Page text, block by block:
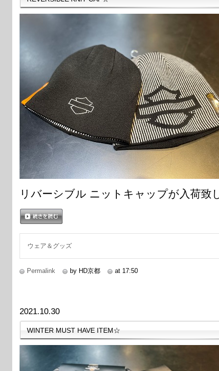
リバーシブル ニットキャップが入荷致
ウェア＆グッズ
Permalink by HD京都 at 17:50
2021.10.30
WINTER MUST HAVE ITEM☆